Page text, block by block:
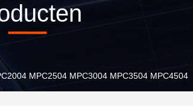
MPC2504 MPC3004 MPC3504 MPC4504